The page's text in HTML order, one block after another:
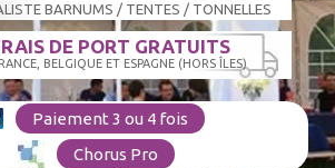
BARNUMS / TENTES / TONNELLES
DE PORT GRATUITS
BELGIQUE ET ESPAGNE (HORS ÎLES)
Paiement 3 ou 4 fois
Chorus Pro